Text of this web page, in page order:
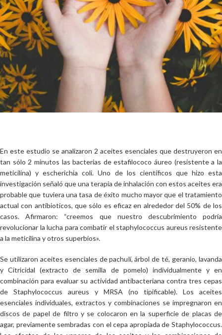
En este estudio se analizaron 2 aceites esenciales que destruyeron en
tan sólo 2 minutos las bacterias de estafilococo áureo (resistente a la
meticilina) y escherichia coli. Uno de los científicos que hizo esta
investigación señaló que una terapia de inhalación con estos aceites era
probable que tuviera una tasa de éxito mucho mayor que el tratamiento
actual con antibioticos, que sólo es eficaz en alrededor del 50% de los
casos. Afirmaron: “creemos que nuestro descubrimiento podría
revolucionar la lucha para combatir el staphylococcus aureus resistente
a la meticilina y otros superbios».
Se utilizaron aceites esenciales de pachulí, árbol de té, geranio, lavanda
y Citricidal (extracto de semilla de pomelo) individualmente y en
combinación para evaluar su actividad antibacteriana contra tres cepas
de Staphylococcus aureus y MRSA (no tipificable). Los aceites
esenciales individuales, extractos y combinaciones se impregnaron en
discos de papel de filtro y se colocaron en la superficie de placas de
agar, previamente sembradas con el cepa apropiada de Staphylococcus.